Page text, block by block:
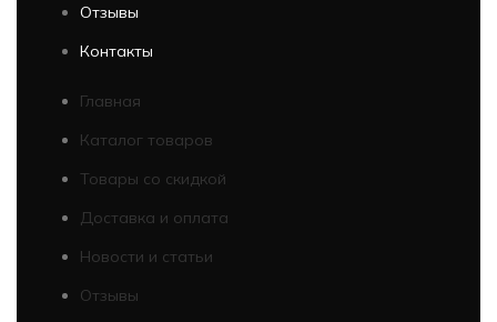
Отзывы
Контакты
Главная
Каталог товаров
Товары со скидкой
Доставка и оплата
Новости и статьи
Отзывы